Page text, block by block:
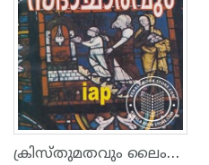
ക്രിസ്തുമതവും ലൈംഗിക സദാചാരവും